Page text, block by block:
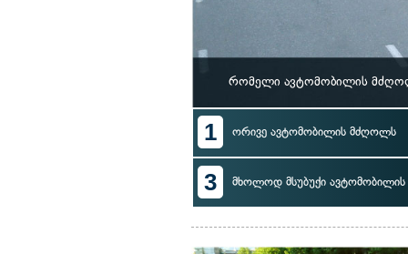
რომელი ავტომობილის
1 ორივე ავტომობილის მძღოლს
3 მხოლოდ მსუბუქი